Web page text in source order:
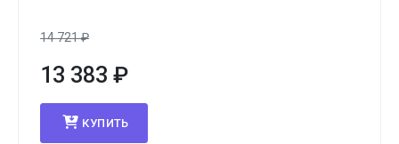
14 721₽
13 383 ₽
КУПИТЬ